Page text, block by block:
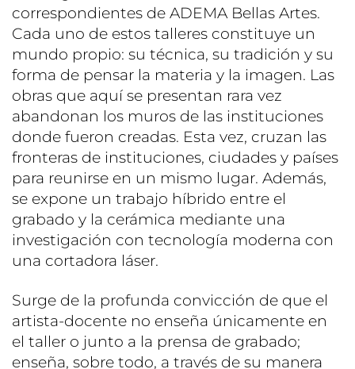
correspondientes de ADEMA Bellas Artes.
Cada uno de estos talleres constituye un
mundo propio: su técnica, su tradición y su
forma de pensar la materia y la imagen. Las
obras que aquí se presentan rara vez
abandonan los muros de las instituciones
donde fueron creadas. Esta vez, cruzan las
fronteras de instituciones, ciudades y países
para reunirse en un mismo lugar. Además,
se expone un trabajo híbrido entre el
grabado y la cerámica mediante una
investigación con tecnología moderna con
una cortadora láser.
Surge de la profunda convicción de que el
artista-docente no enseña únicamente en
el taller o junto a la prensa de grabado;
enseña, sobre todo, a través de su manera